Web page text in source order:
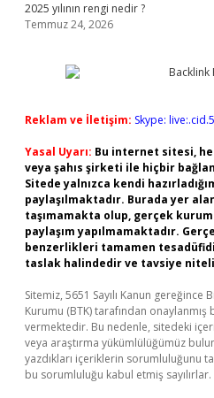
2025 yılının rengi nedir ?
Temmuz 24, 2026
Reklam ve İletişim: Skype:
Yasal Uyarı: Bu internet sitesi,
veya şahıs şirketi ile hiçbir
Sitede yalnızca kendi
paylaşılmaktadır. Burada yer
taşımamakta olup, gerçek
paylaşım yapılmamaktadır.
benzerlikleri tamamen
taslak halindedir ve tavsiye
Sitemiz, 5651 Sayılı Kanun
Kurumu (BTK) tarafından onaylanmış
vermektedir. Bu nedenle, sitedeki
veya araştırma yükümlülüğümüz
yazdıkları içeriklerin sorumluluğunu
bu sorumluluğu kabul etmiş sayılırlar.